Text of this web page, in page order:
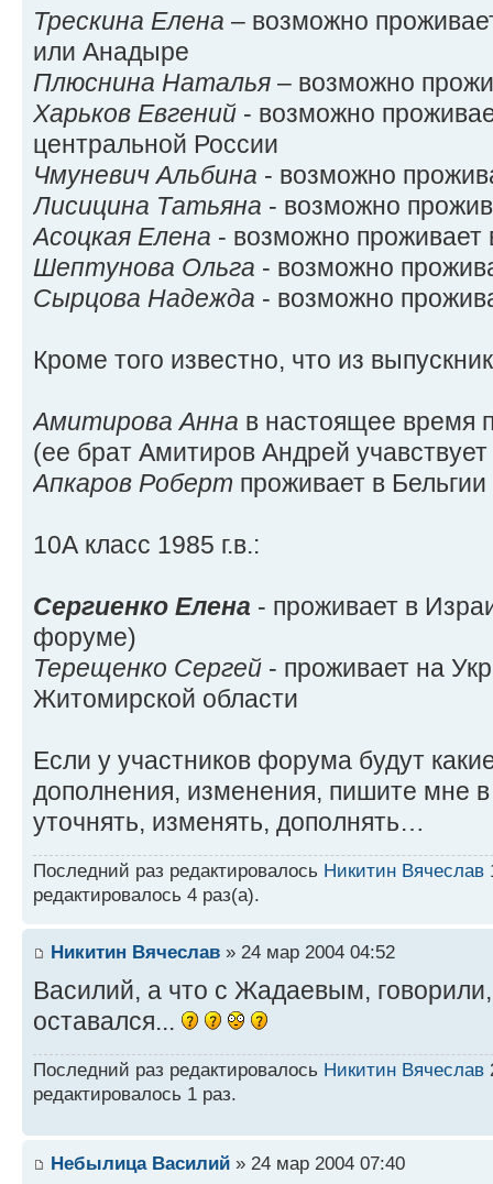
Трескина Елена – возможно
или Анадыре
Плюснина Наталья – возможно
Харьков Евгений - возможно
центральной России
Чмуневич Альбина - возможно
Лисицина Татьяна - возможно
Асоцкая Елена - возможно проживает
Шептунова Ольга - возможно
Сырцова Надежда - возможно
Кроме того известно, что из
Амитирова Анна в настоящее время
(ее брат Амитиров Андрей
Апкаров Роберт проживает в Бельгии
10А класс 1985 г.в.:
Сергиенко Елена - проживает в
форуме)
Терещенко Сергей - проживает на
Житомирской области
Если у участников форума будут
дополнения, изменения, пишите мне
уточнять, изменять, дополнять…
Последний раз редактировалось Никитин Вячеслав
редактировалось 4 раз(а).
Никитин Вячеслав » 24 мар 2004 04:52
Василий, а что с Жадаевым,
оставался...
Последний раз редактировалось Никитин Вячеслав
редактировалось 1 раз.
Небылица Василий » 24 мар 2004 07:40